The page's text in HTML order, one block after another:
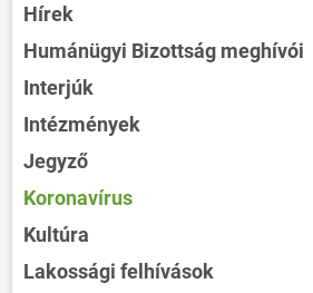
Hírek
Humánügyi Bizottság meghívói
Interjúk
Intézmények
Jegyző
Koronavírus
Kultúra
Lakossági felhívások